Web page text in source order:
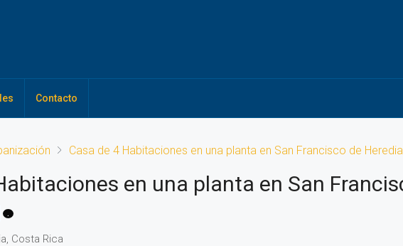
Contacto
Casa de 4 Habitaciones en una planta en San Francisco de Heredia
en una planta en San
.
Costa Rica